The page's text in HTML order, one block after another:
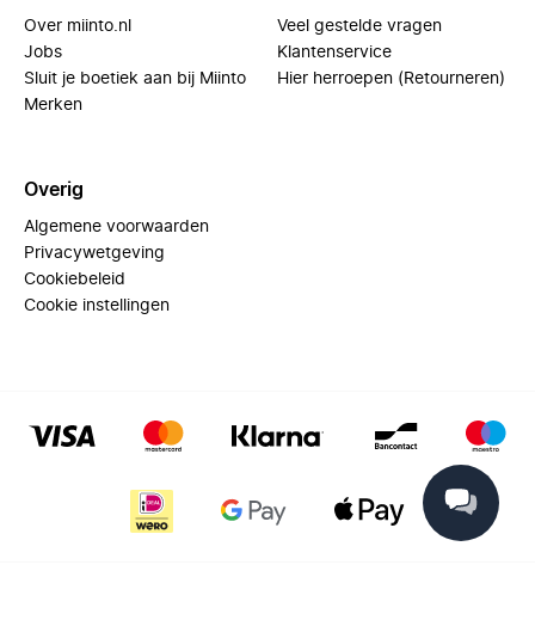
Over miinto.nl
Jobs
Sluit je boetiek aan bij Miinto
Merken
Veel gestelde vragen
Klantenservice
Hier herroepen (Retourneren)
Overig
Algemene voorwaarden
Privacywetgeving
Cookiebeleid
Cookie instellingen